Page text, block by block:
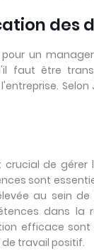
des
un
faut être
de gérer
sont
au sein
dans la
efficace
travail positif.